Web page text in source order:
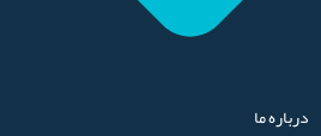
درباره ما